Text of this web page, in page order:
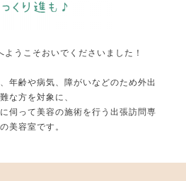
ようこそおいでくださいました！
年齢や病気、障がいなどのため外出
な方を対象に、
伺って美容の施術を行う出張訪問専
美容室です。